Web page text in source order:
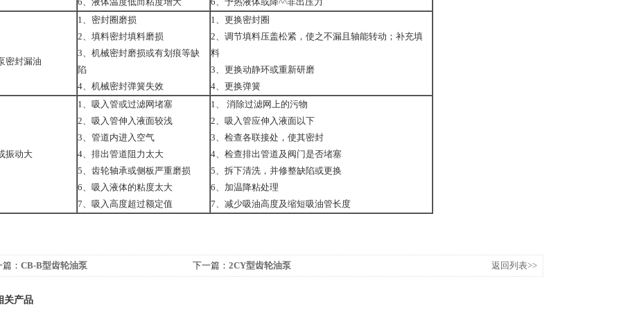
密封漏油
1、密封圈磨损
2、填料密封填料磨损
3、机械密封磨损或有划痕等缺
陷
4、机械密封弹簧失效
1、更换密封圈
2、调节填料压盖松紧，使之不漏且轴能转动；补充填
料
3、更换动静环或重新研磨
4、更换弹簧
振动大
1、吸入管或过滤网堵塞
2、吸入管伸入液面较浅
3、管道内进入空气
4、排出管道阻力太大
5、齿轮轴承或侧板严重磨损
6、吸入液体的粘度太大
7、吸入高度超过额定值
1、 消除过滤网上的污物
2、吸入管应伸入液面以下
3、检查各联接处，使其密封
4、检查排出管道及阀门是否堵塞
5、拆下清洗，并修整缺陷或更换
6、加温降粘处理
7、减少吸油高度及缩短吸油管长度
： CB-B型齿轮油泵 下一篇： 2CY型齿轮油泵 返回列表>>
关产品